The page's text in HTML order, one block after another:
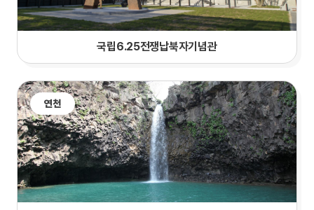
국립6.25전쟁납북자기념관
연천